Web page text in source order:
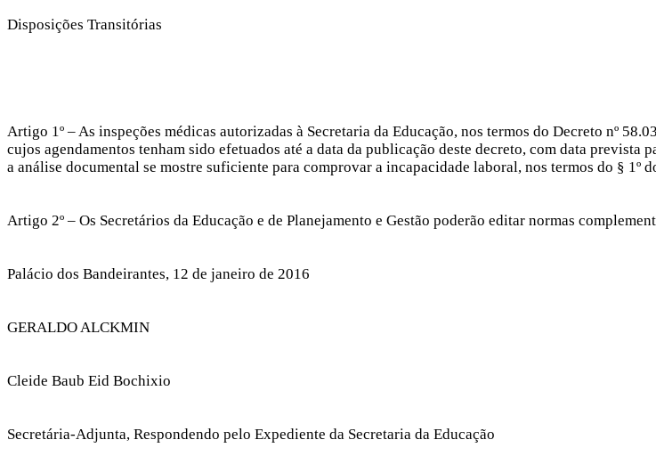
Disposições Transitórias
Artigo 1º – As inspeções médicas autorizadas à Secretaria da Educação, nos termos do Decreto nº
cujos agendamentos tenham sido efetuados até a data da publicação deste decreto, com data prevista
a análise documental se mostre suficiente para comprovar a incapacidade laboral, nos termos do § 1º
Artigo 2º – Os Secretários da Educação e de Planejamento e Gestão poderão editar normas
Palácio dos Bandeirantes, 12 de janeiro de 2016
GERALDO ALCKMIN
Cleide Baub Eid Bochixio
Secretária-Adjunta, Respondendo pelo Expediente da Secretaria da Educação